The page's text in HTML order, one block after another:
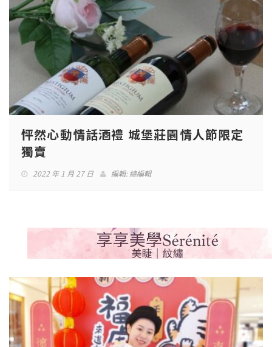
怦然心動情話酒禮 城堡莊園情人節限定
獨賣
2022 年 1 月 27 日 編輯:總編輯